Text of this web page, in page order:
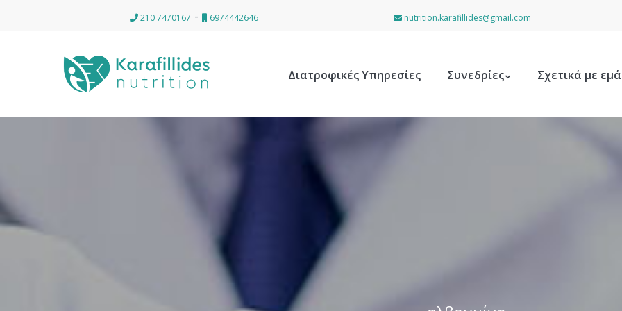
210 7470167 - 6974442646 nutrition.karafillides@gmail.com
Διατροφικές Υπηρεσίες Συνεδρίες Σχετικά με